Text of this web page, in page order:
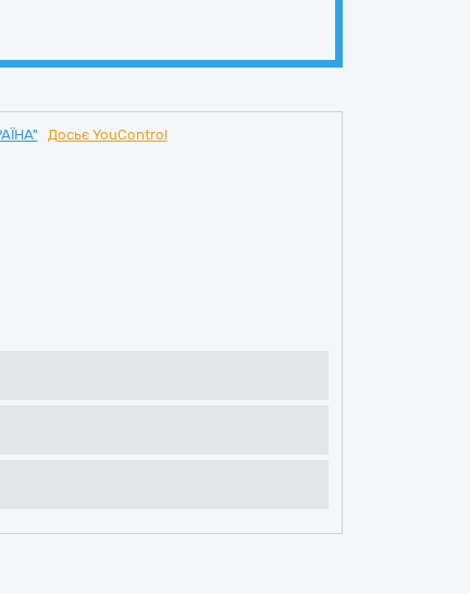
Досьє YouControl